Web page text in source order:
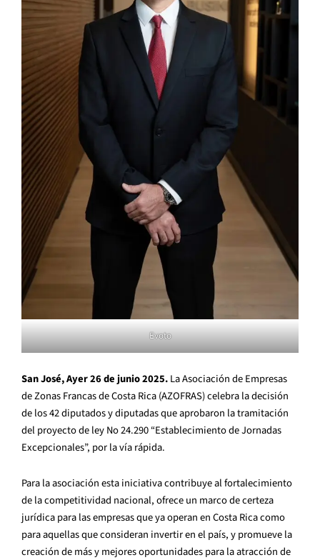
Evoto
San José, Ayer 26 de junio 2025.La Asociación de Empresas
de Zonas Francas de Costa Rica (AZOFRAS) celebra la decisión
de los 42 diputados y diputadas que aprobaron la tramitación
del proyecto de ley No 24.290 “Establecimiento de Jornadas
Excepcionales”, por la vía rápida.
Para la asociación esta iniciativa contribuye al fortalecimiento
de la competitividad nacional, ofrece un marco de certeza
jurídica para las empresas que ya operan en Costa Rica como
para aquellas que consideran invertir en el país, y promueve la
creación de más y mejores oportunidades para la atracción de